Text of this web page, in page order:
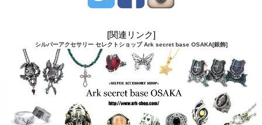
[関連リンク]
シルバーアクセサリー セレクトショップ Ark secret base OSAKA[銀飾]